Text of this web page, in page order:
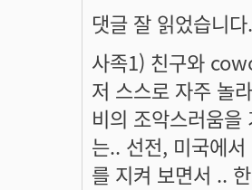
댓글 잘 읽었습니다.
사족1) 친구와
저 스스로 자주 놀
비의 조악스러움
는.. 선전, 미국에
를 지켜 보면서 ..